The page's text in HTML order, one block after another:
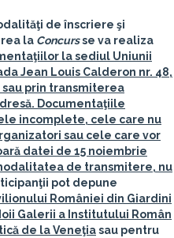
de înscriere şi
la Concursse va realiza
la sediul Uniunii
Jean Louis Calderon nr. 48,
sau prin transmiterea
Documentaţiile
incomplete, cele care nu
sau cele care vor
datei de 15 noiembrie
de transmitere, nu
pot depune
României din Giardini
Galerii a Institutului Român
de la Veneţiasau pentru